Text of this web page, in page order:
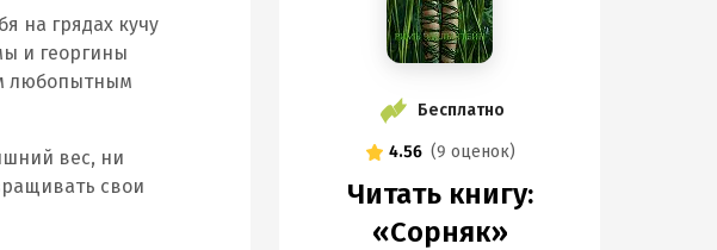
на грядах кучу
и георгины
любопытным
вес, ни
свои
Бесплатно
4.56 (9 оценок)
Читать книгу:
«Сорняк»